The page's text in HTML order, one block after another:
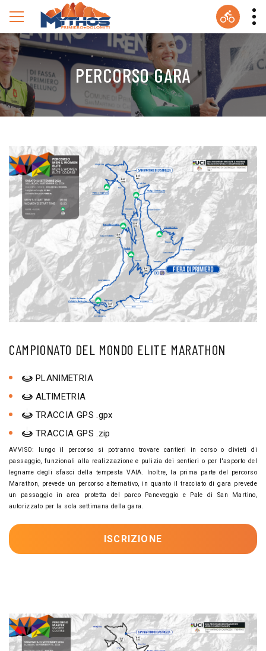
PERCORSO GARA
CAMPIONATO DEL MONDO ELITE MARATHON
PLANIMETRIA
ALTIMETRIA
TRACCIA GPS .gpx
TRACCIA GPS .zip
AVVISO: lungo il percorso si potranno trovare cantieri in corso o divieti di
passaggio, funzionali alla realizzazione e pulizia dei sentieri o per l'asporto del
legname degli sfasci della tempesta VAIA. Inoltre, la prima parte del percorso
Marathon, prevede un percorso alternativo, in quanto il tracciato di gara prevede
un passaggio in area protetta del parco Paneveggio e Pale di San Martino,
autorizzato per la sola settimana della gara.
ISCRIZIONE